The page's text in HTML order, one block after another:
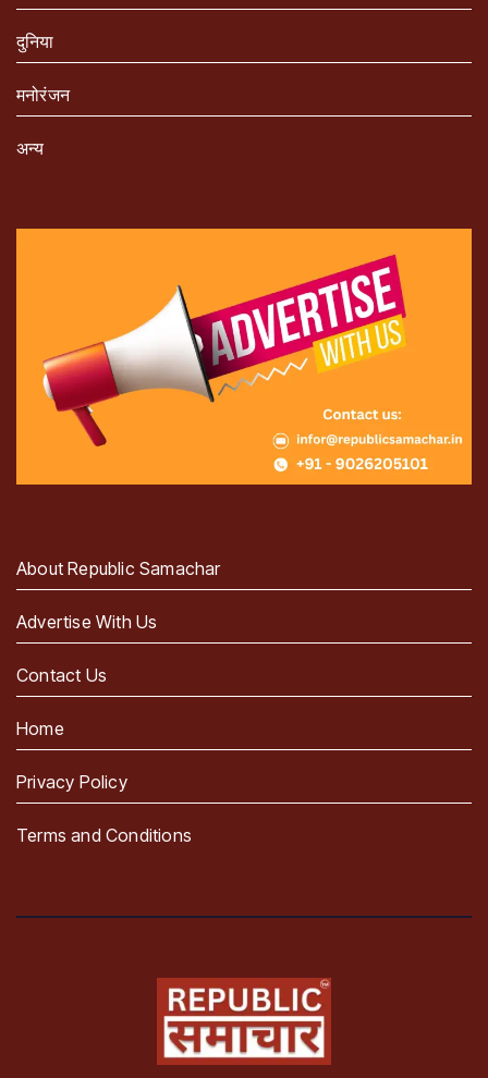
दुनिया
मनोरंजन
अन्य
About Republic Samachar
Advertise With Us
Contact Us
Home
Privacy Policy
Terms and Conditions